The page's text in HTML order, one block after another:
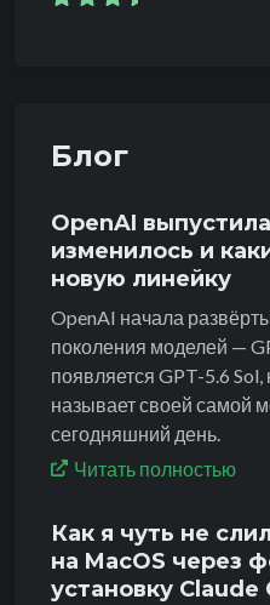
Блог
OpenAI
изменилось и
новую линейку
OpenAI начала
поколения моделей —
появляется GPT-5.6
называет своей самой
сегодняшний день.
Читать полностью
Как я чуть не
на MacOS через
установку Claude